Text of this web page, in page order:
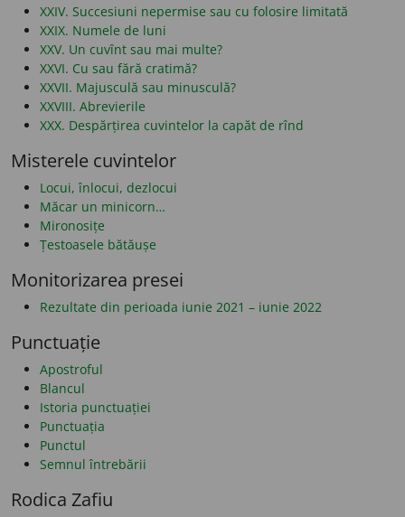
XXIV. Succesiuni nepermise sau cu folosire limitată
XXIX. Numele de luni
XXV. Un cuvînt sau mai multe?
XXVI. Cu sau fără cratimă?
XXVII. Majusculă sau minusculă?
XXVIII. Abrevierile
XXX. Despărțirea cuvintelor la capăt de rînd
Misterele cuvintelor
Locui, înlocui, dezlocui
Măcar un minicorn…
Mironosițe
Țestoasele bătăușe
Monitorizarea presei
Rezultate din perioada iunie 2021 – iunie 2022
Punctuație
Apostroful
Blancul
Istoria punctuației
Punctuația
Punctul
Semnul întrebării
Rodica Zafiu